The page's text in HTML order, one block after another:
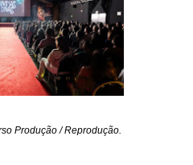
Produção / Reprodução.